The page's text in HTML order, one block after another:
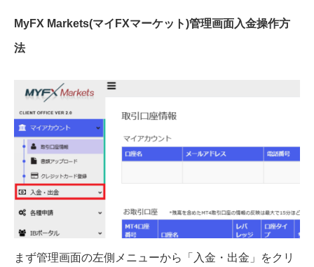
MyFX Markets(マイFXマーケット)管理画面入金操作方
法
まず管理画面の左側メニューから「入金・出金」をクリ